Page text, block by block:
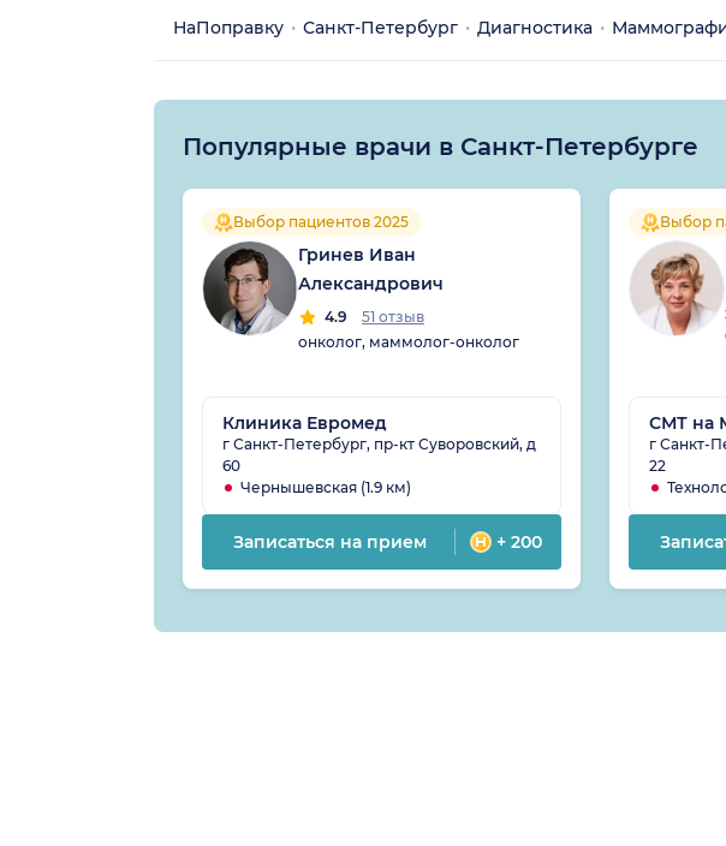
НаПоправку Санкт-Петербург Диагностика
Популярные врачи в Санкт-Петербурге
Выбор пациентов 2025
Гринев Иван
Александрович
4.9
51 отзыв
онколог, маммолог-онколог
Клиника Евромед
г Санкт-Петербург, пр-кт Суворовский, д
60
Чернышевская (1.9 км)
Записаться на прием + 200
Выбор
СМТ на
г Санкт-
22